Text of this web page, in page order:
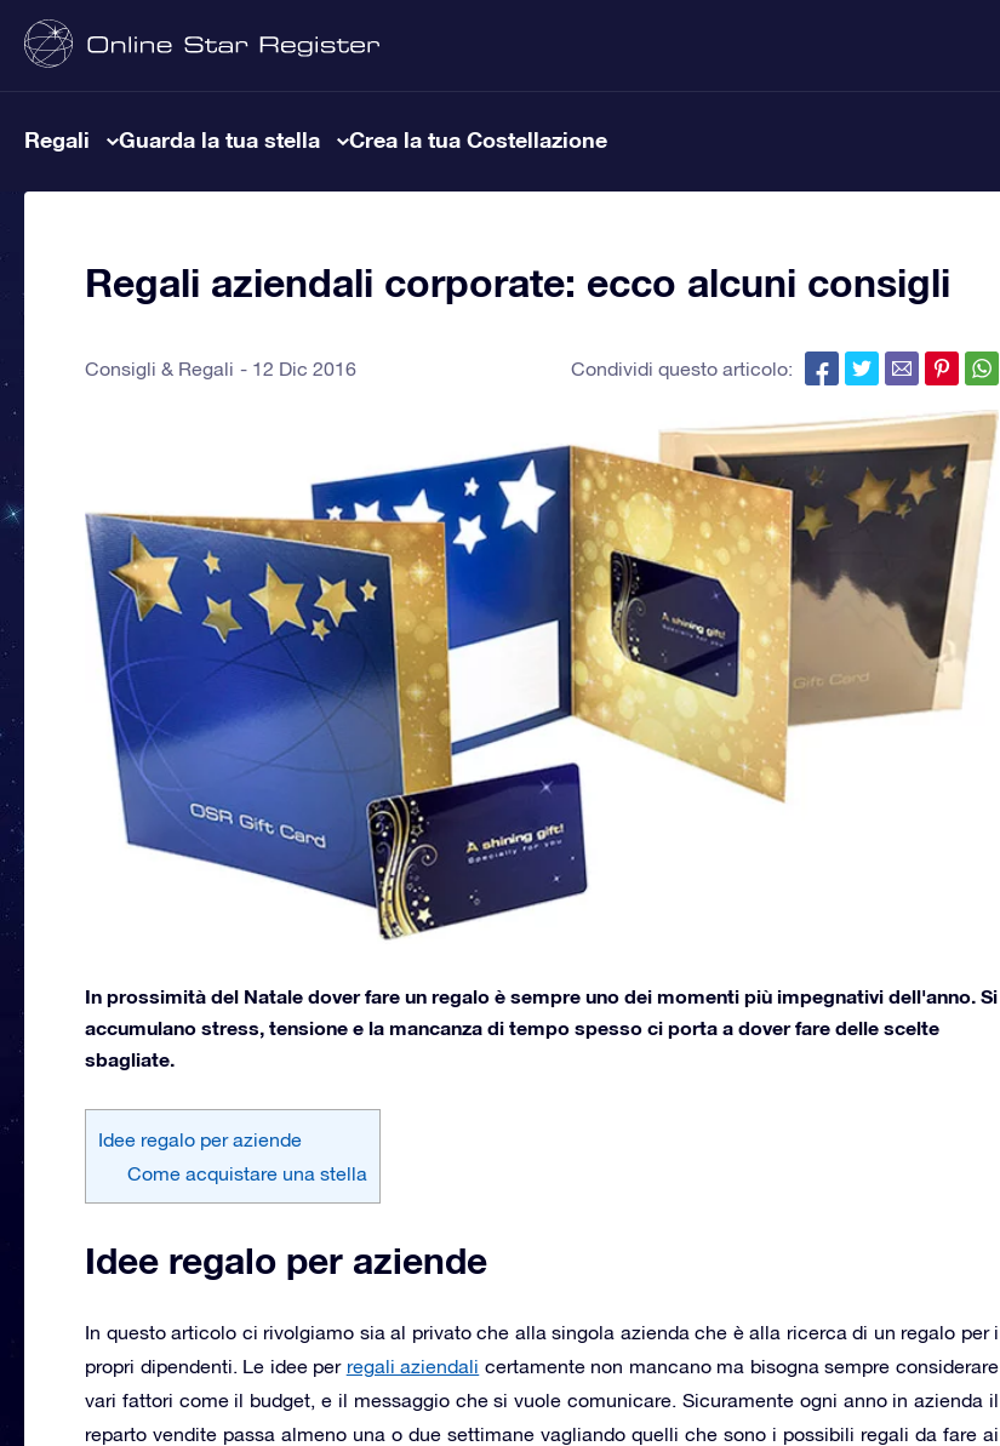
Regali Guarda la tua stella Crea la tua Costellazione
Regali aziendali corporate: ecco alcuni consigli
Consigli & Regali 12 Dic 2016 Condividi questo articolo:
In prossimità del Natale dover fare un regalo è sempre uno dei momenti più impegnativi dell'anno. Si
accumulano stress, tensione e la mancanza di tempo spesso ci porta a dover fare delle scelte
sbagliate.
Idee regalo per aziende
Come acquistare una stella
Idee regalo per aziende
In questo articolo ci rivolgiamo sia al privato che alla singola azienda che è alla ricerca di un regalo per i
propri dipendenti. Le idee per regali aziendali certamente non mancano ma bisogna sempre considerare
vari fattori come il budget, e il messaggio che si vuole comunicare. Sicuramente ogni anno in azienda il
reparto vendite passa almeno una o due settimane vagliando quelli che sono i possibili regali da fare ai